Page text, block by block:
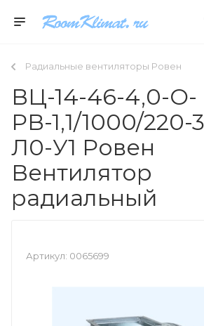
Радиальные вентиляторы Ровен
ВЦ-14-46-4,0-О-
РВ-1,1/1000/220-
Л0-У1 Ровен
Вентилятор
радиальный
Артикул: 0065699